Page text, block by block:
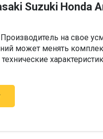
Suzuki Honda
на свое
может менять